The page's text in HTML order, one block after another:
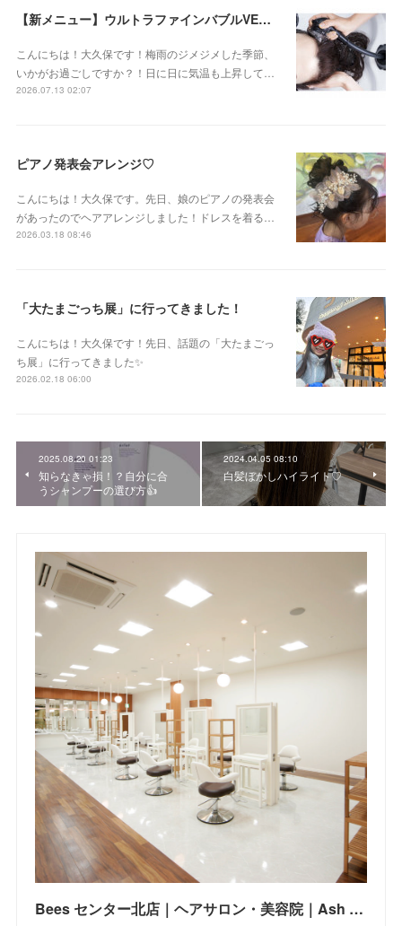
【新メニュー】ウルトラファインバブルVEENA始めました！
こんにちは！大久保です！梅雨のジメジメした季節、
いかがお過ごしですか？！日に日に気温も上昇して…
2026.07.13 02:07
ピアノ発表会アレンジ♡
こんにちは！大久保です。先日、娘のピアノの発表会
があったのでヘアアレンジしました！ドレスを着る…
2026.03.18 08:46
「大たまごっち展」に行ってきました！
こんにちは！大久保です！先日、話題の「大たまごっ
ち展」に行ってきました✨
2026.02.18 06:00
2025.08.20 01:23
知らなきゃ損！？自分に合
うシャンプーの選び方👍
2024.04.05 08:10
白髪ぼかしハイライト♡
Bees センター北店｜ヘアサロン・美容院｜Ash オフィシャルサイト